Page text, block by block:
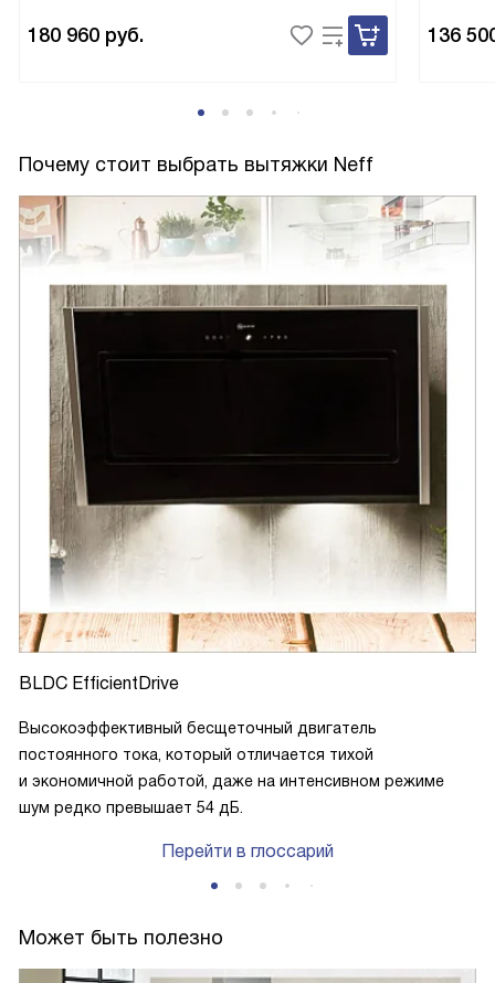
Может быть полезно
180 960 руб. 136
Почему стоит выбрать вытяжки Neff
BLDC EfficientDrive
Высокоэффективный бесщеточный двигатель
постоянного тока, который отличается тихой
и экономичной работой, даже на интенсивном режиме
шум редко превышает 54 дБ.
Перейти в глоссарий